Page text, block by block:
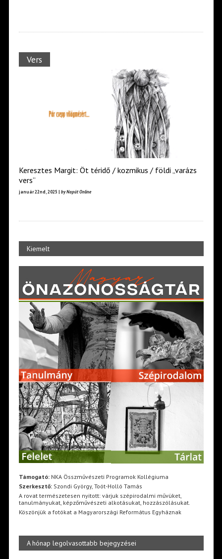
Vers
Keresztes Margit: Öt téridő / kozmikus / földi „varázs
vers”
január 22nd, 2025 | by Napút Online
Kiemelt
Támogató:NKA Összművészeti Programok Kollégiuma
Szerkesztő:Szondi György, Toót-Holló Tamás
A rovat természetesen nyitott: várjuk szépirodalmi művüket,
tanulmányukat, képzőművészeti alkotásukat, hozzászólásukat.
Köszönjük a fotókat a Magyarországi Református Egyháznak
A hónap legolvasottabb bejegyzései